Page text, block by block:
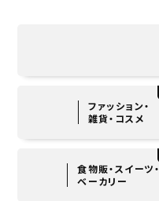
ファッション・
雑貨・コスメ
食物販・スイーツ・
ベーカリー